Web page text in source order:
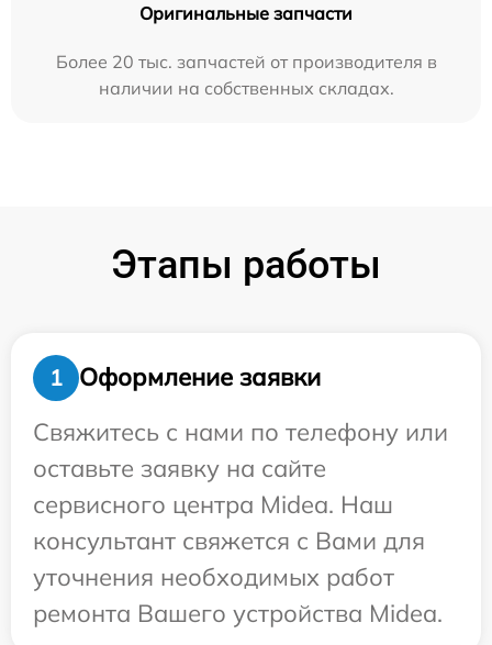
Оригинальные запчасти
Более 20 тыс. запчастей от производителя в
наличии на собственных складах.
Этапы работы
1
Оформление заявки
Свяжитесь с нами по телефону или
оставьте заявку на сайте
сервисного центра Midea. Наш
консультант свяжется с Вами для
уточнения необходимых работ
ремонта Вашего устройства Midea.